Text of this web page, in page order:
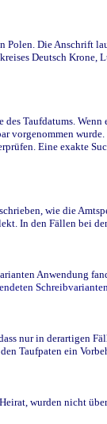
Die Anschrift
Deutsch
Taufdatums.
Eine exakte
wie die
In den Fällen bei
Anwendung
Schreibvarianten.
nur in derartigen
Taufpaten ein
wurden nicht